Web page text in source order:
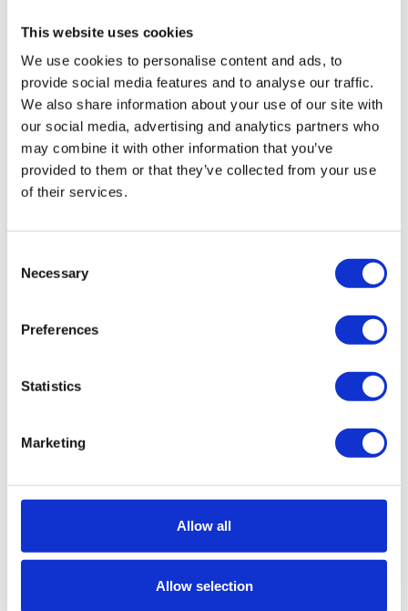
This website uses cookies
We use cookies to personalise content and ads, to
provide social media features and to analyse our traffic.
We also share information about your use of our site with
our social media, advertising and analytics partners who
may combine it with other information that you’ve
provided to them or that they’ve collected from your use
of their services.
Selection
Necessary
Preferences
Statistics
Marketing
Allow all
Allow selection
Leaflet |©OpenStreetMap
Nome*
Cognome*
Email*